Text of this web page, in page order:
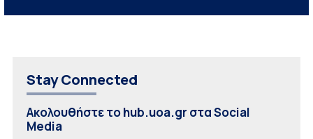
Stay Connected
Ακολουθήστε το hub.uoa.gr στα Social
Media